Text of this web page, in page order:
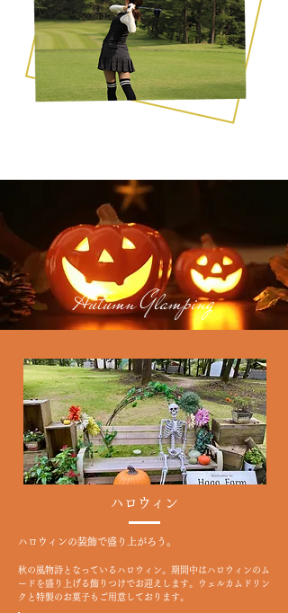
Autumn Glamping
ハロウィン
秋の風物詩となっているハロウィン。期間中はハロウィンのム
ードを盛り上げる飾りつけでお迎えします。ウェルカムドリン
クと特製のお菓子もご用意しております。
ハロウィンの装飾で盛り上がろう。